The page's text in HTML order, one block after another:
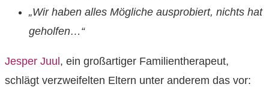
„Wir haben alles Mögliche ausprobiert, nichts hat
geholfen…“
Jesper Juul, ein großartiger Familientherapeut,
schlägt verzweifelten Eltern unter anderem das vor: